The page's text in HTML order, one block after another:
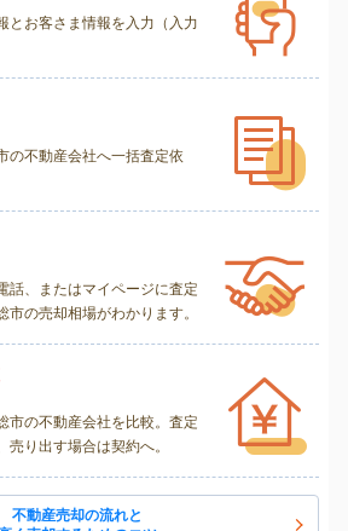
とお客さま情報を入力（入力
の不動産会社へ一括査定依
話、またはマイページに査定
市の売却相場がわかります。
市の不動産会社を比較。査定
り出す場合は契約へ。
不動産売却の流れと